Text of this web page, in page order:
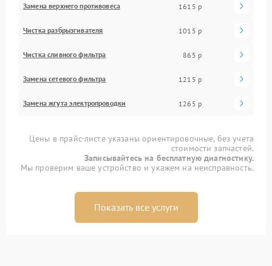
Замена верхнего противовеса 1615 р
Чистка разбрызгивателя 1015 р
Чистка сливного фильтра 865 р
Замена сетевого фильтра 1215 р
Замена жгута электропроводки 1265 р
Цены в прайс-листе указаны ориентировочные, без учета
стоимости запчастей.
Записывайтесь на бесплатную диагностику.
Мы проверим ваше устройство и укажем на неисправность.
Показать все услуги